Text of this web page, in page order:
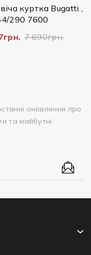
куртка Bugatti ,
290 7600
7 690грн.
оновлення про
та майбутні